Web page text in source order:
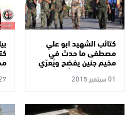
كتائب الشهيد ابو علي
مصطفى ما حدث في
مخيم جنين يفضح ويُعرّي
دور التنسيق الأمني الذي
لا يخدم إلاّ الاحتلال
01 سبتمبر 2015 27